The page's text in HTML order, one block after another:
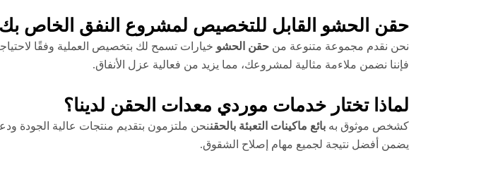
حقن الحشو القابل للتخصيص لمشروع النفق الخاص بك
نحن نقدم مجموعة متنوعة من حقن الحشو خيارات تسمح لك بتخصيص العملية وفقًا
فإننا نضمن ملاءمة مثالية لمشروعك، مما يزيد من فعالية عزل الأنفاق.
لماذا تختار خدمات موردي معدات الحقن لدينا؟
كشخص موثوق به بائع ماكينات التعبئة بالحقننحن ملتزمون بتقديم منتجات عالية الجودة
يضمن أفضل نتيجة لجميع مهام إصلاح الشقوق.